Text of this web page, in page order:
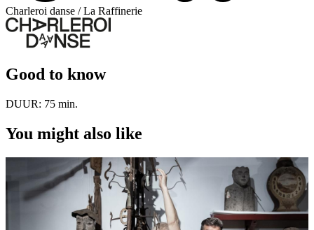
Charleroi danse / La Raffinerie
Good to know
DUUR: 75 min.
You might also like